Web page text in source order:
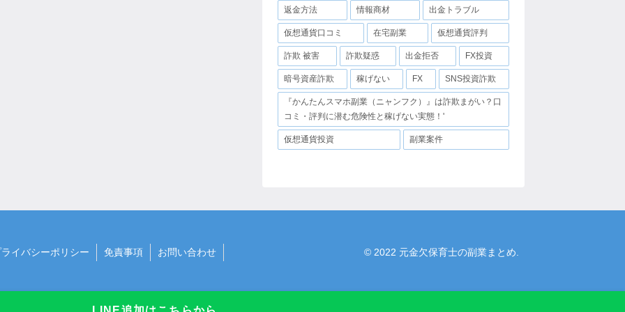
返金方法 情報商材 出金トラブル
仮想通貨口コミ 在宅副業 仮想通貨評判
詐欺 被害 詐欺疑惑 出金拒否 FX投資
暗号資産詐欺 稼げない FX SNS投資詐欺
『かんたんスマホ副業（ニャンフク）』は詐欺まがい？口
コミ・評判に潜む危険性と稼げない実態！'
仮想通貨投資 副業案件
ライバシーポリシー 免責事項 お問い合わせ © 2022 元金欠保育士の副業まとめ.